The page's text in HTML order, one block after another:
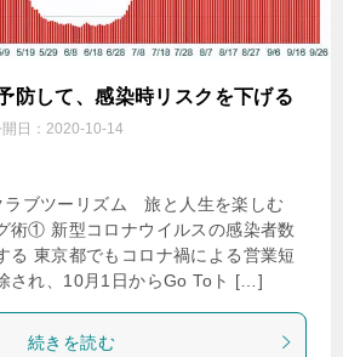
防して、感染時リスクを下げる
日： 2020-10-14
ブツーリズム 旅と人生を楽しむ
術① 新型コロナウイルスの感染者数
る 東京都でもコロナ禍による営業短
され、10月1日からGo Toト […]
続きを読む